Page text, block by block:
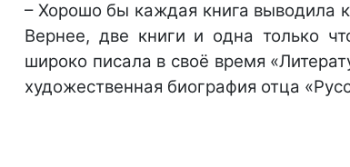
– Хорошо бы каждая книга выводила
Вернее, две книги и одна только
широко писала в своё время
художественная биография отца